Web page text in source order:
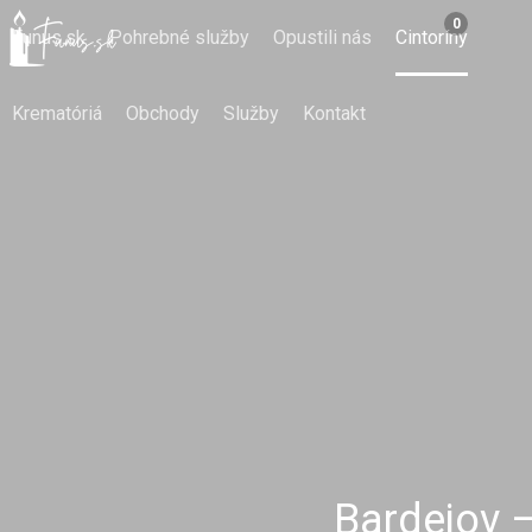
Funus.sk Pohrebné služby Opustili nás Cintoríny
Krematóriá Obchody Služby Kontakt
0
Bardejov